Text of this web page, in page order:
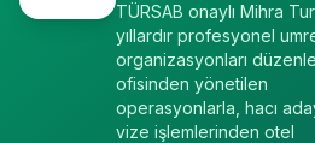
TÜRSAB onaylı Mihra
yıllardır profesyonel
organizasyonları
ofisinden yönetilen
operasyonlarla, hacı
vize işlemlerinden otel